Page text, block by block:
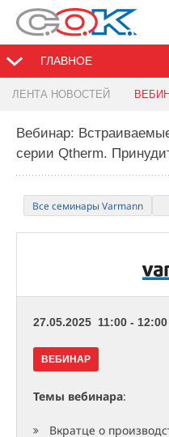
ГЛАВНОЕ
ЛЕНТА НОВОСТЕЙ
Вебинар:
серии Qtherm.
Все семинары Varmann
27.05.2025 11:00 - 12:00
ВЕБИНАР
Темы вебинара:
Вкратце о